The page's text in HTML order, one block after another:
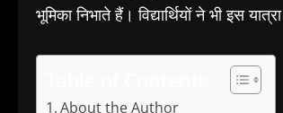
भूमिका निभाते हैं। विद्यार्थियों ने भी इस
About the Author